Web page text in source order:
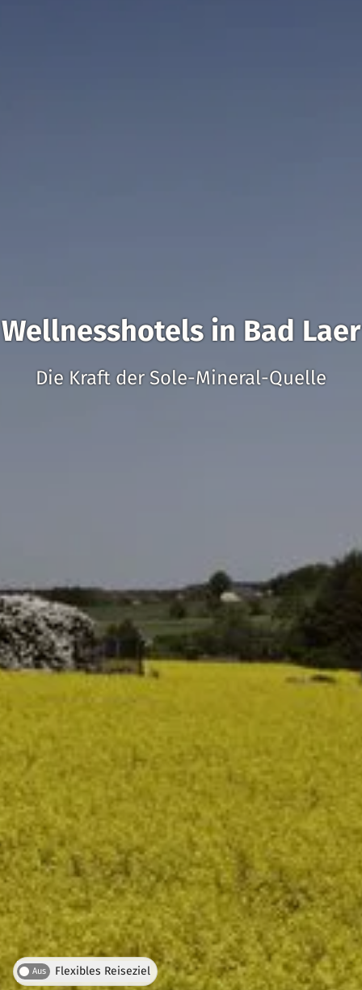
Wellnesshotels in Bad Laer
Die Kraft der Sole-Mineral-Quelle
Aus Flexibles Reiseziel